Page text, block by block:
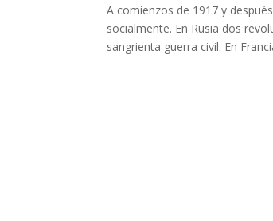
A comienzos de 1917 y
socialmente. En Rusia dos
sangrienta guerra civil. En